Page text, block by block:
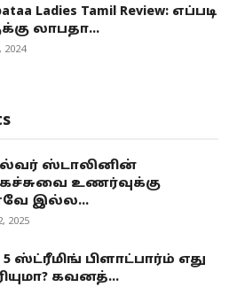
Ladies Tamil Review: எப்படி
லாபதா...
2024
ஸ்டாலினின்
உணர்வுக்கு
இல்ல...
2025
5 ஸ்ட்ரீமிங் பிளாட்பார்ம் எது
கவனத்...